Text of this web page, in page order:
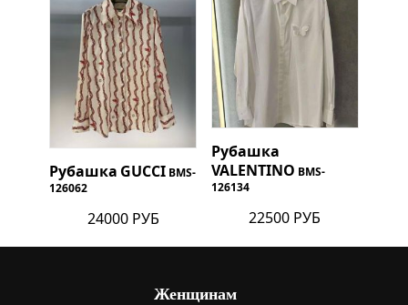
Рубашка GUCCI BMS-
126062
24000 РУБ
Рубашка
VALENTINO BMS-
126134
22500 РУБ
Женщинам